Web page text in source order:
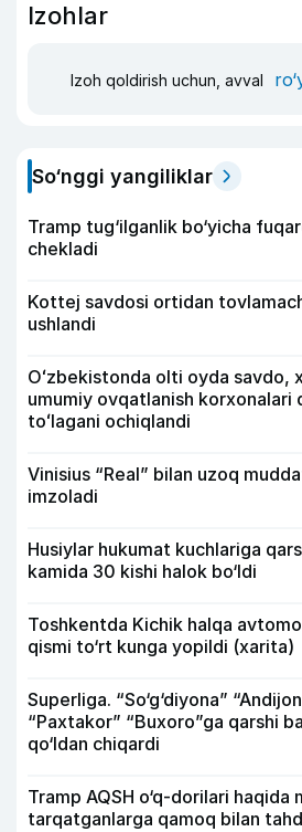
Izohlar
Izoh qoldirish uchun, avval
So‘nggi yangiliklar
Tramp tug‘ilganlik bo‘yicha
chekladi
Kottej savdosi ortidan
ushlandi
Oʻzbekistonda olti oyda savdo,
umumiy ovqatlanish korxonalari
toʻlagani ochiqlandi
Vinisius “Real” bilan uzoq
imzoladi
Husiylar hukumat kuchlariga
kamida 30 kishi halok bo‘ldi
Toshkentda Kichik halqa
qismi to‘rt kunga yopildi (xarita)
Superliga. “So‘g‘diyona”
“Paxtakor” “Buxoro”ga qarshi
qo‘ldan chiqardi
Tramp AQSH o‘q-dorilari haqida
tarqatganlarga qamoq bilan